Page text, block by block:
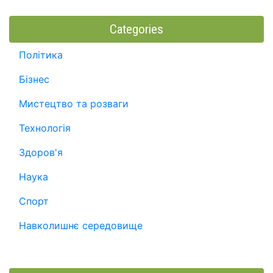
Categories
Політика
Бізнес
Мистецтво та розваги
Технологія
Здоров'я
Наука
Спорт
Навколишнє середовище